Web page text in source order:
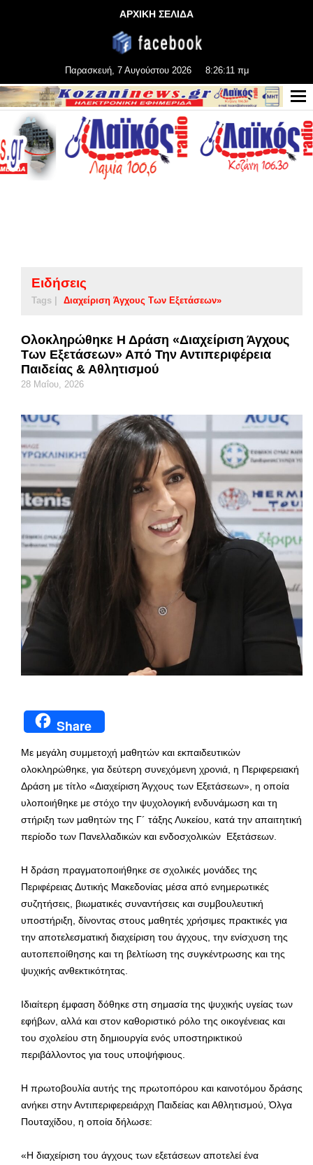
ΑΡΧΙΚΗ ΣΕΛΙΔΑ
Παρασκευή, 7 Αυγούστου 2026 8:26:12 πμ
Ειδήσεις
Tags | Διαχείριση Άγχους Των Εξετάσεων»
Ολοκληρώθηκε Η Δράση «Διαχείριση Άγχους
Των Εξετάσεων» Από Την Αντιπεριφέρεια
Παιδείας & Αθλητισμού
28 Μαΐου, 2026
Share
Με μεγάλη συμμετοχή μαθητών και εκπαιδευτικών
ολοκληρώθηκε, για δεύτερη συνεχόμενη χρονιά, η Περιφερειακή
Δράση με τίτλο «Διαχείριση Άγχους των Εξετάσεων», η οποία
υλοποιήθηκε με στόχο την ψυχολογική ενδυνάμωση και τη
στήριξη των μαθητών της Γ´ τάξης Λυκείου, κατά την απαιτητική
περίοδο των Πανελλαδικών και ενδοσχολικών Εξετάσεων.
Η δράση πραγματοποιήθηκε σε σχολικές μονάδες της
Περιφέρειας Δυτικής Μακεδονίας μέσα από ενημερωτικές
συζητήσεις, βιωματικές συναντήσεις και συμβουλευτική
υποστήριξη, δίνοντας στους μαθητές χρήσιμες πρακτικές για
την αποτελεσματική διαχείριση του άγχους, την ενίσχυση της
αυτοπεποίθησης και τη βελτίωση της συγκέντρωσης και της
ψυχικής ανθεκτικότητας.
Ιδιαίτερη έμφαση δόθηκε στη σημασία της ψυχικής υγείας των
εφήβων, αλλά και στον καθοριστικό ρόλο της οικογένειας και
του σχολείου στη δημιουργία ενός υποστηρικτικού
περιβάλλοντος για τους υποψήφιους.
Η πρωτοβουλία αυτής της πρωτοπόρου και καινοτόμου δράσης
ανήκει στην Αντιπεριφερειάρχη Παιδείας και Αθλητισμού, Όλγα
Πουταχίδου, η οποία δήλωσε:
«Η διαχείριση του άγχους των εξετάσεων αποτελεί ένα